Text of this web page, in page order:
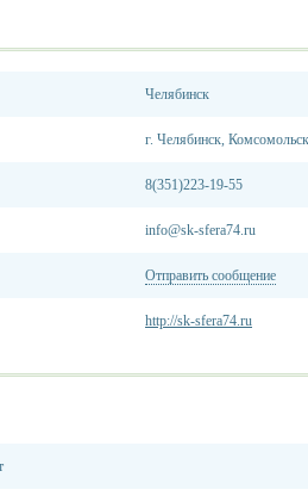
Челябинск
г. Челябинск,
8(351)223-19-55
info@sk-sfera74.ru
Отправить сообщение
http://sk-sfera74.ru